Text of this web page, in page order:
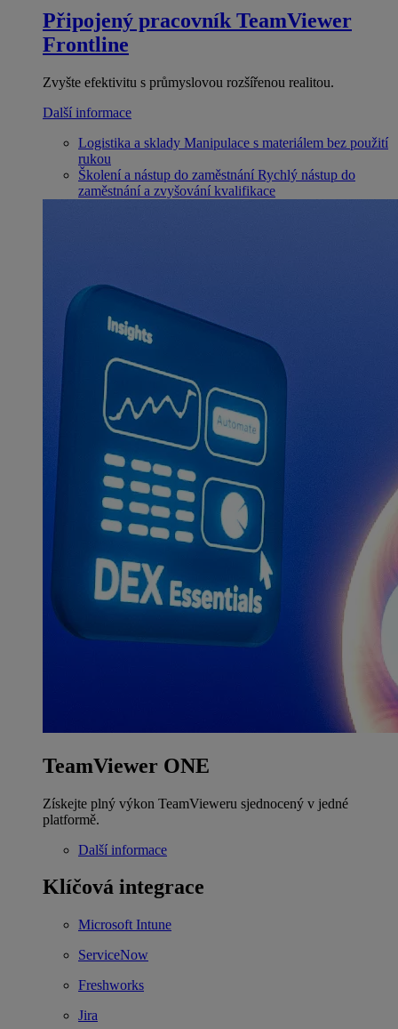
Připojený pracovník TeamViewer
Frontline
Zvyšte efektivitu s průmyslovou rozšířenou realitou.
Další informace
Logistika a sklady Manipulace s materiálem bez použití
rukou
Školení a nástup do zaměstnání Rychlý nástup do
zaměstnání a zvyšování kvalifikace
TeamViewer ONE
Získejte plný výkon TeamVieweru sjednocený v jedné
platformě.
Další informace
Klíčová integrace
Microsoft Intune
ServiceNow
Freshworks
Jira